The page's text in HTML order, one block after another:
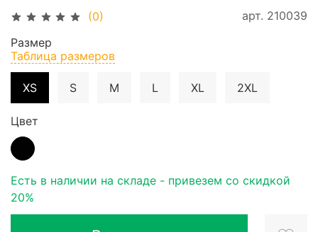
(0) арт. 210039
Размер
Таблица размеров
XS S M L XL 2XL
Цвет
Есть в наличии на складе - привезем со скидкой
20%